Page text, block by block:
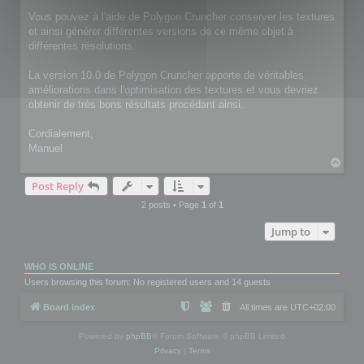
Vous pouvez à l'aide de Polygon Cruncher conserver les textures
et ainsi générer différentes versions de ce même objet à
différentes résolutions.
La version 10.0 de Polygon Cruncher apporte de véritables
améliorations dans l'optimisation des textures et vous devriez
obtenir de très bons résultats procédant ainsi.
Cordialement,
Manuel
Post Reply
2 posts • Page 1 of 1
Jump to
WHO IS ONLINE
Users browsing this forum: No registered users and 14 guests
Board index All times are UTC+02:00
Powered by phpBB ® Forum Software © phpBB Limited
Privacy| Terms